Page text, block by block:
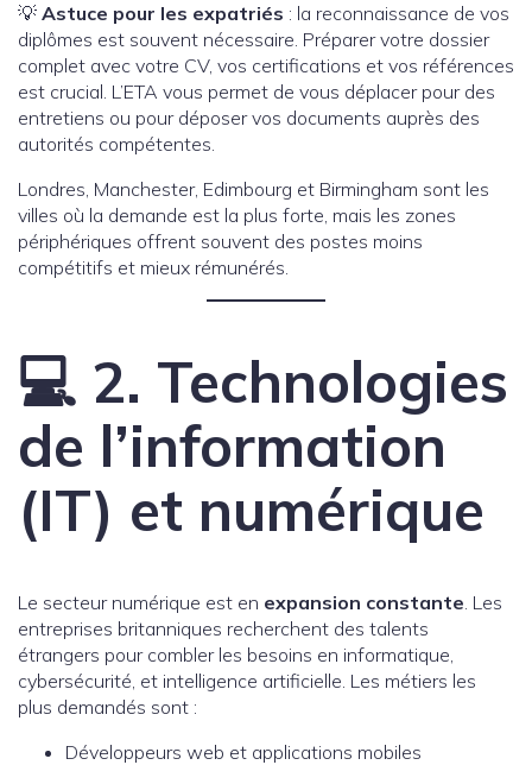
💡 Astuce pour les expatriés : la reconnaissance de vos
diplômes est souvent nécessaire. Préparer votre dossier
complet avec votre CV, vos certifications et vos références
est crucial. L’ETA vous permet de vous déplacer pour des
entretiens ou pour déposer vos documents auprès des
autorités compétentes.
Londres, Manchester, Edimbourg et Birmingham sont les
villes où la demande est la plus forte, mais les zones
périphériques offrent souvent des postes moins
compétitifs et mieux rémunérés.
💻 2. Technologies
de l’information
(IT) et numérique
Le secteur numérique est en expansion constante. Les
entreprises britanniques recherchent des talents
étrangers pour combler les besoins en informatique,
cybersécurité, et intelligence artificielle. Les métiers les
plus demandés sont :
Développeurs web et applications mobiles